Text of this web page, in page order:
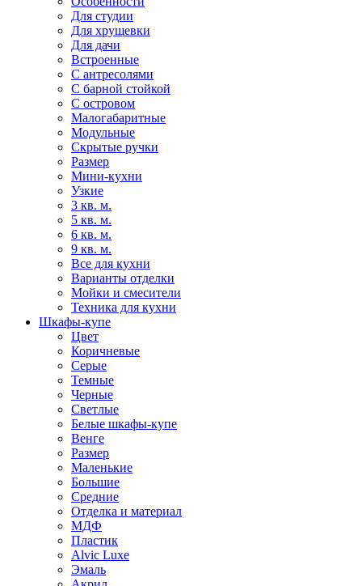
Для студии
Для хрущевки
Для дачи
Встроенные
С антресолями
С барной стойкой
С островом
Малогабаритные
Модульные
Скрытые ручки
Размер
Мини-кухни
Узкие
3 кв. м.
5 кв. м.
6 кв. м.
9 кв. м.
Все для кухни
Варианты отделки
Мойки и смесители
Техника для кухни
Шкафы-купе
Цвет
Коричневые
Серые
Темные
Черные
Светлые
Белые шкафы-купе
Венге
Размер
Маленькие
Большие
Средние
Отделка и материал
МДФ
Пластик
Alvic Luxe
Эмаль